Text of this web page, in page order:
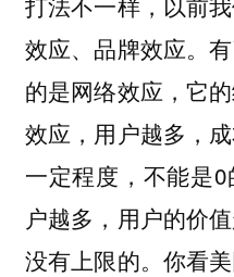
效应、品牌效应。
的是网络效应，它
效应，用户越多，
一定程度，不能是
户越多，用户的价
没有上限的。你看